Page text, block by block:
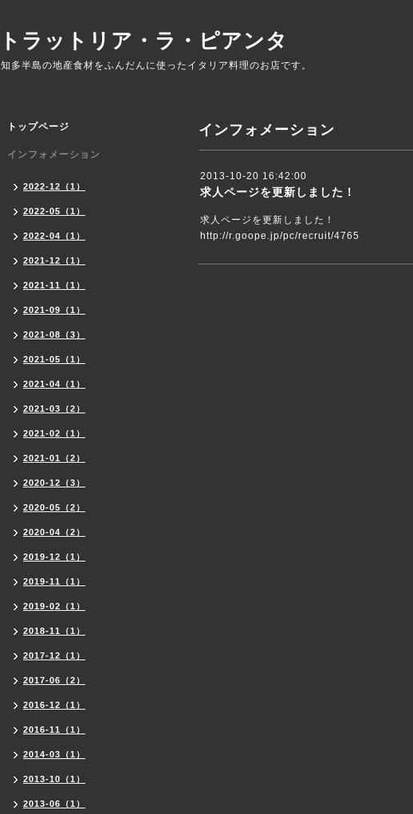
トラットリア・ラ・ピアンタ
知多半島の地産食材をふんだんに使ったイタリア料理のお店です。
インフォメーション
2013-10-20 16:42:00
求人ページを更新しました！
求人ページを更新しました！
http://r.goope.jp/pc/recruit/4765
トップページ
インフォメーション
2022-12（1）
2022-05（1）
2022-04（1）
2021-12（1）
2021-11（1）
2021-09（1）
2021-08（3）
2021-05（1）
2021-04（1）
2021-03（2）
2021-02（1）
2021-01（2）
2020-12（3）
2020-05（2）
2020-04（2）
2019-12（1）
2019-11（1）
2019-02（1）
2018-11（1）
2017-12（1）
2017-06（2）
2016-12（1）
2016-11（1）
2014-03（1）
2013-10（1）
2013-06（1）